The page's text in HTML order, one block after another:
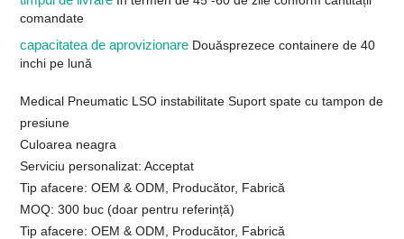
comandate
capacitatea de aprovizionare Douăsprezece containere de 40
inchi pe lună
Medical Pneumatic LSO instabilitate Suport spate cu tampon de
presiune
Culoarea neagra
Serviciu personalizat: Acceptat
Tip afacere: OEM & ODM, Producător, Fabrică
MOQ: 300 buc (doar pentru referință)
Tip afacere: OEM & ODM, Producător, Fabrică